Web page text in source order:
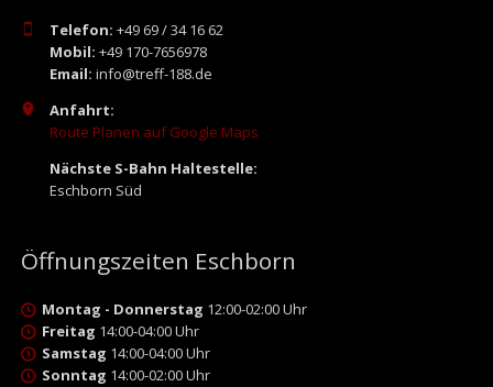
Telefon: +49 69 / 34 16 62
Mobil: +49 170-7656978
Email: info@treff-188.de
Anfahrt:
Route Planen auf Google Maps
Nächste S-Bahn Haltestelle:
Eschborn Süd
Öffnungszeiten Eschborn
Montag - Donnerstag 12:00-02:00 Uhr
Freitag 14:00-04:00 Uhr
Samstag 14:00-04:00 Uhr
Sonntag 14:00-02:00 Uhr